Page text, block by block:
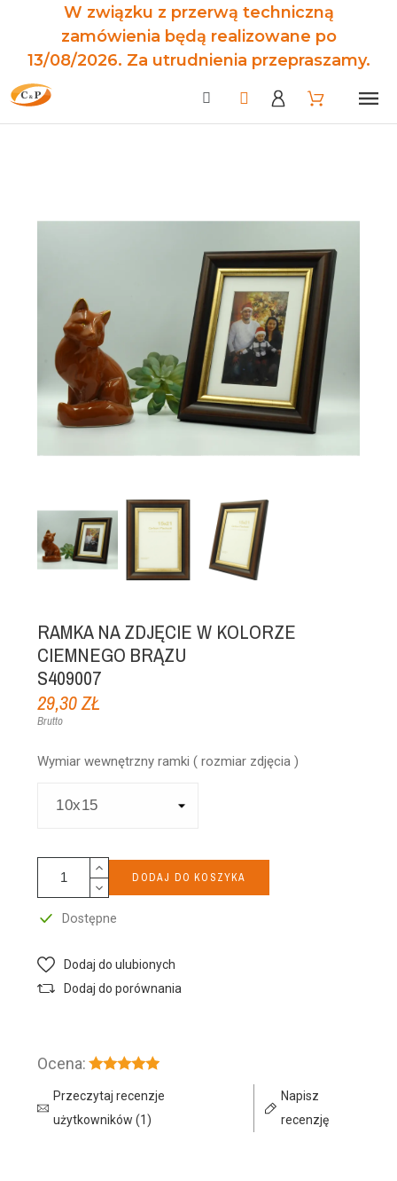
W związku z przerwą techniczną
zamówienia będą realizowane po
13/08/2026. Za utrudnienia przepraszamy.
RAMKA NA ZDJĘCIE W KOLORZE
CIEMNEGO BRĄZU
S409007
29,30 ZŁ
Brutto
Wymiar wewnętrzny ramki ( rozmiar zdjęcia )
DODAJ DO KOSZYKA
Dostępne
Dodaj do ulubionych
Dodaj do porównania
Ocena:
Przeczytaj recenzje
użytkowników (1)
Napisz
recenzję